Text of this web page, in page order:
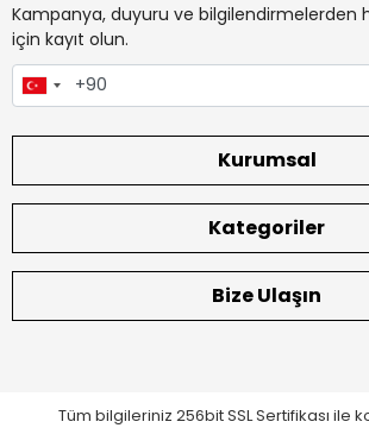
Kampanya, duyuru ve bilgilendirmelerden
için kayıt olun.
Kurumsal
Kategoriler
Bize Ulaşın
Tüm bilgileriniz 256bit SSL Sertifikası ile